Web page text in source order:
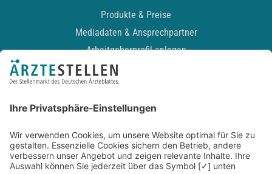
Produkte & Preise
Mediadaten & Ansprechpartner
Arbeitgeberprofil anlegen
Recruiting-Podcast
Kontakt
Datenschutz
Newsletter